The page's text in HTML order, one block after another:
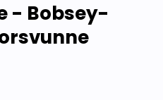
- Bobsey-